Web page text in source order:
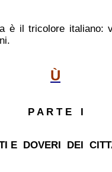
è il tricolore italiano:
Ù
P A R T E I
E DOVERI DEI